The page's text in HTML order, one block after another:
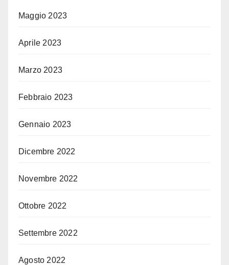
Maggio 2023
Aprile 2023
Marzo 2023
Febbraio 2023
Gennaio 2023
Dicembre 2022
Novembre 2022
Ottobre 2022
Settembre 2022
Agosto 2022